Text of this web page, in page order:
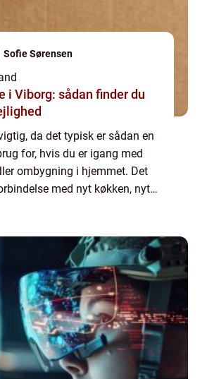
Sofie Sørensen
i Viborg: sådan finder du
da det typisk er sådan en
for, hvis du er igang med
ombygning i hjemmet. Det
med nyt køkken, nyt